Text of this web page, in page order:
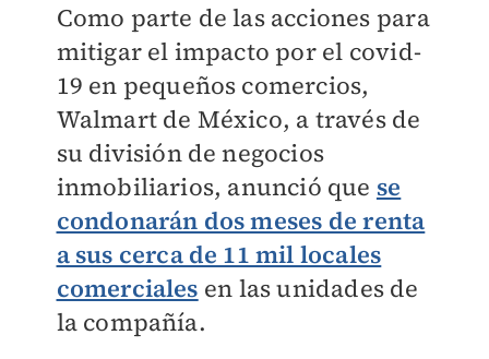
Como parte de las acciones para
mitigar el impacto por el covid-
19 en pequeños comercios,
Walmart de México, a través de
su división de negocios
inmobiliarios, anunció que se
condonarán dos meses de renta
a sus cerca de 11 mil locales
comerciales en las unidades de
la compañía.